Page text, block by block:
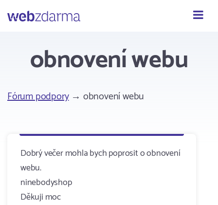
Webzdarma
obnovení webu
Fórum podpory→ obnovení webu
Dobrý večer mohla bych poprosit o obnovení
webu.
ninebodyshop
Děkuji moc